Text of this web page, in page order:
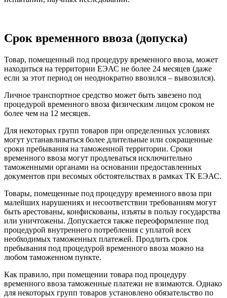
Срок временного ввоза (допуска)
Товар, помещенный под процедуру временного ввоза, может
находиться на территории ЕЭАС не более 24 месяцев (даже
если за этот период он неоднократно ввозился – вывозился).
Личное транспортное средство может быть завезено под
процедурой временного ввоза физическим лицом сроком не
более чем на 12 месяцев.
Для некоторых групп товаров при определенных условиях
могут устанавливаться более длительные или сокращенные
сроки пребывания на таможенной территории. Сроки
временного ввоза могут продлеваться исключительно
таможенными органами на основании предоставленных
документов при весомых обстоятельствах в рамках ТК ЕЭАС.
Товары, помещенные под процедуру временного ввоза при
малейших нарушениях и несоответствии требованиям могут
быть арестованы, конфискованы, изъяты в пользу государства
или уничтожены. Допускается также переоформление под
процедурой внутреннего потребления с уплатой всех
необходимых таможенных платежей. Продлить срок
пребывания под процедурой временного ввоза можно на
любом таможенном пункте.
Как правило, при помещении товара под процедуру
временного ввоза таможенные платежи не взимаются. Однако
для некоторых групп товаров установлено обязательство по